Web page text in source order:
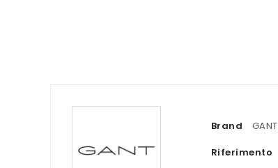
Brand
GANT
Riferimento